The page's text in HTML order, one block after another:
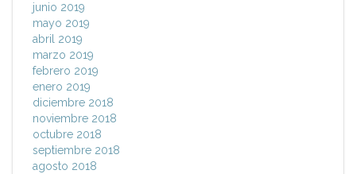
junio 2019
mayo 2019
abril 2019
marzo 2019
febrero 2019
enero 2019
diciembre 2018
noviembre 2018
octubre 2018
septiembre 2018
agosto 2018